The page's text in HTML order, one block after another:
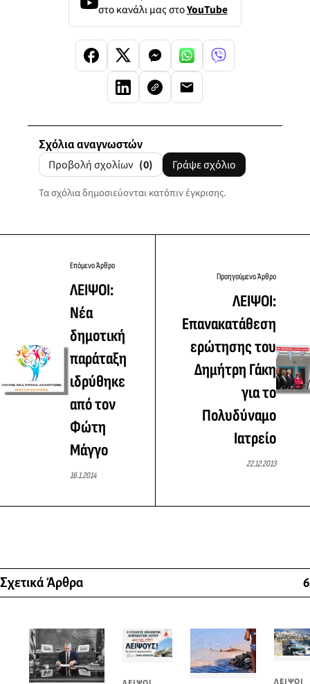
στο κανάλι μας στοYouTube
Σχόλια αναγνωστών
Προβολή σχολίων (0) Γράψε σχόλιο
Τα σχόλια δημοσιεύονται κατόπιν έγκρισης.
Επόμενο Άρθρο
ΛΕΙΨΟΙ:
Νέα
δημοτική
παράταξη
ιδρύθηκε
από τον
Φώτη
Μάγγο
16.1.2014
Προηγούμενο Άρθρο
ΛΕΙΨΟΙ:
Επανακατάθεση
ερώτησης του
Δημήτρη Γάκη
για το
Πολυδύναμο
Ιατρείο
22.12.2013
Σχετικά Άρθρα 6
ΛΕΙΨΟΙ